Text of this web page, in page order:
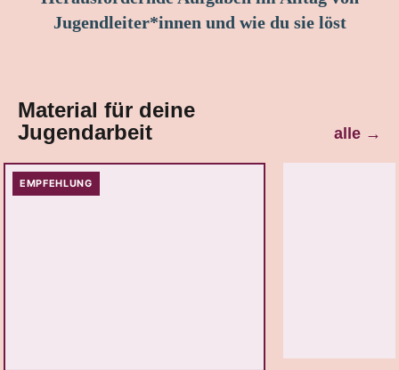
Jugendleiter*innen und wie du sie löst
Material für deine
Jugendarbeit
alle →
EMPFEHLUNG